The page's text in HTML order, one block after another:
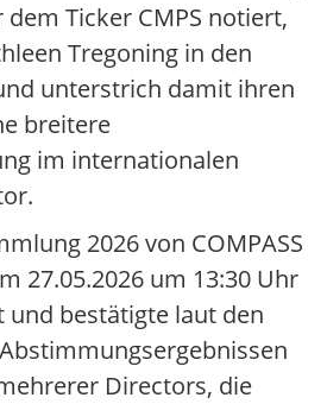
Ticker CMPS notiert,
Tregoning in den
unterstrich damit ihren
breitere
im internationalen
2026 von COMPASS
27.05.2026 um 13:30 Uhr
und bestätigte laut den
Directors, die